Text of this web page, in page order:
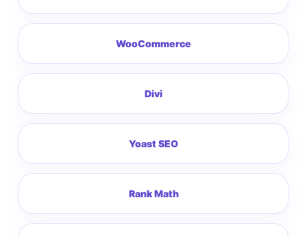
WooCommerce
Divi
Yoast SEO
Rank Math